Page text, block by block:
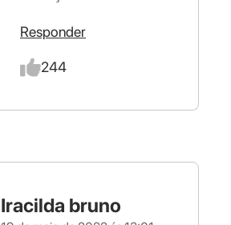
Responder
244
Iracilda bruno